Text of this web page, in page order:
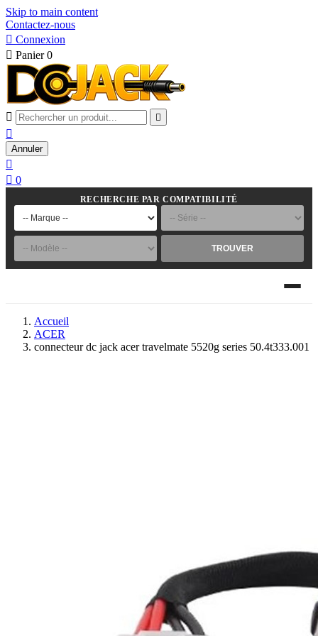
Skip to main content
Contactez-nous
 Connexion
 Panier 0
 

Annuler

 0
RECHERCHE PAR COMPATIBILITÉ
TROUVER
Accueil
ACER
connecteur dc jack acer travelmate 5520g series 50.4t333.001